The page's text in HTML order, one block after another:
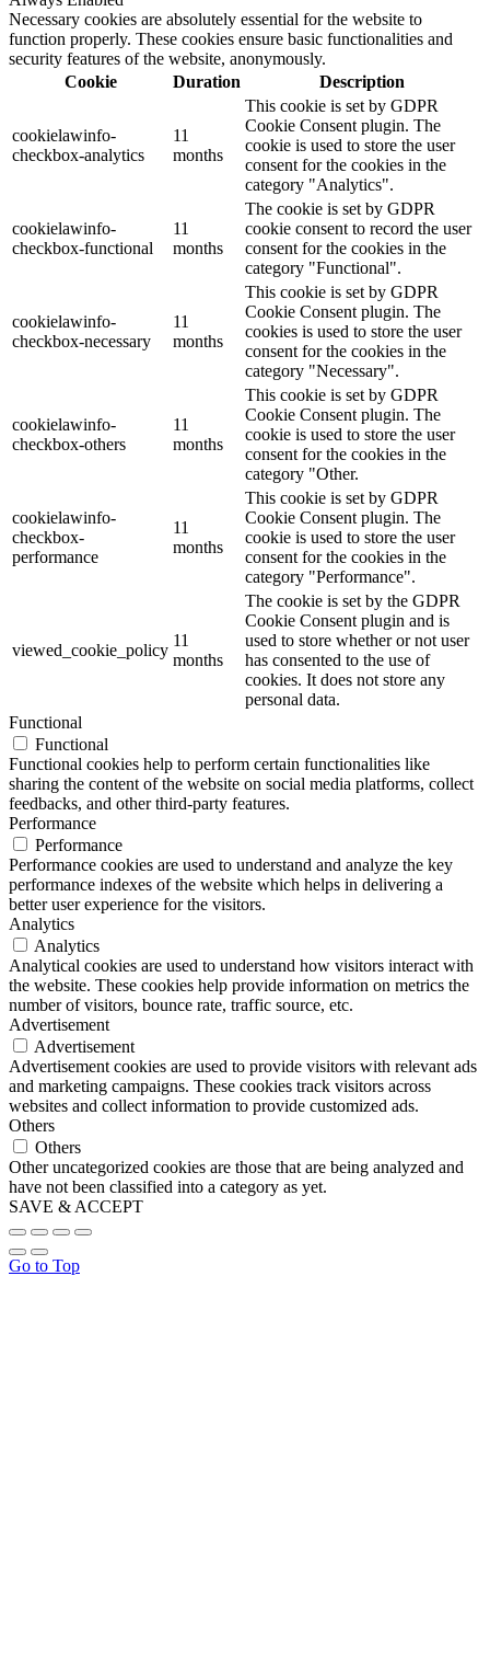
Necessary cookies are absolutely essential for the website to
function properly. These cookies ensure basic functionalities and
security features of the website, anonymously.
Cookie
Duration Description
cookielawinfo-
checkbox-analytics
11
months
This cookie is set by GDPR
Cookie Consent plugin. The
cookie is used to store the user
consent for the cookies in the
category "Analytics".
cookielawinfo-
checkbox-functional
11
months
The cookie is set by GDPR
cookie consent to record the user
consent for the cookies in the
category "Functional".
cookielawinfo-
checkbox-necessary
11
months
This cookie is set by GDPR
Cookie Consent plugin. The
cookies is used to store the user
consent for the cookies in the
category "Necessary".
cookielawinfo-
checkbox-others
11
months
This cookie is set by GDPR
Cookie Consent plugin. The
cookie is used to store the user
consent for the cookies in the
category "Other.
cookielawinfo-
checkbox-
performance
11
months
This cookie is set by GDPR
Cookie Consent plugin. The
cookie is used to store the user
consent for the cookies in the
category "Performance".
viewed_cookie_policy
11
months
The cookie is set by the GDPR
Cookie Consent plugin and is
used to store whether or not user
has consented to the use of
cookies. It does not store any
personal data.
Functional
Functional
Functional cookies help to perform certain functionalities like
sharing the content of the website on social media platforms, collect
feedbacks, and other third-party features.
Performance
Performance
Performance cookies are used to understand and analyze the key
performance indexes of the website which helps in delivering a
better user experience for the visitors.
Analytics
Analytics
Analytical cookies are used to understand how visitors interact with
the website. These cookies help provide information on metrics the
number of visitors, bounce rate, traffic source, etc.
Advertisement
Advertisement
Advertisement cookies are used to provide visitors with relevant ads
and marketing campaigns. These cookies track visitors across
websites and collect information to provide customized ads.
Others
Others
Other uncategorized cookies are those that are being analyzed and
have not been classified into a category as yet.
SAVE & ACCEPT
Go to Top